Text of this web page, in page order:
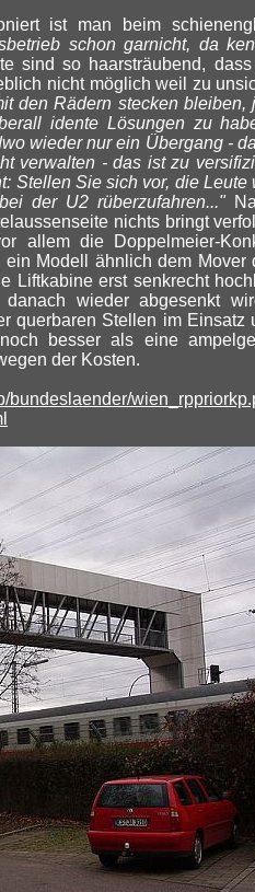
ist man beim
schon garnicht, da
sind so haarsträubend,
nicht möglich weil zu
den Rädern stecken bleiben,
idente Lösungen zu
wieder nur ein Übergang -
verwalten - das ist zu
Stellen Sie sich vor, die Leute
der U2 rüberzufahren..."
nichts bringt
allem die Doppelmeier-
Modell ähnlich dem Mover
Liftkabine erst senkrecht
wieder abgesenkt
querbaren Stellen im Einsatz
besser als eine
der Kosten.
bundeslaender/